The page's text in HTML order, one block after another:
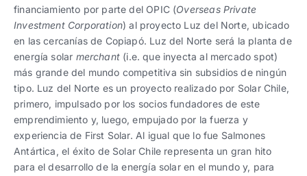
financiamiento por parte del OPIC (Overseas Private
Investment Corporation) al proyecto Luz del Norte, ubicado
en las cercanías de Copiapó. Luz del Norte será la planta de
energía solar merchant (i.e. que inyecta al mercado spot)
más grande del mundo competitiva sin subsidios de ningún
tipo. Luz del Norte es un proyecto realizado por Solar Chile,
primero, impulsado por los socios fundadores de este
emprendimiento y, luego, empujado por la fuerza y
experiencia de First Solar. Al igual que lo fue Salmones
Antártica, el éxito de Solar Chile representa un gran hito
para el desarrollo de la energía solar en el mundo y, para